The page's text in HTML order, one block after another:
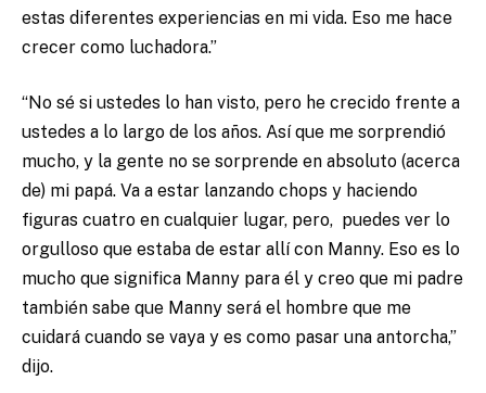
estas diferentes experiencias en mi vida. Eso me hace
crecer como luchadora.”
“No sé si ustedes lo han visto, pero he crecido frente a
ustedes a lo largo de los años. Así que me sorprendió
mucho, y la gente no se sorprende en absoluto (acerca
de) mi papá. Va a estar lanzando chops y haciendo
figuras cuatro en cualquier lugar, pero, puedes ver lo
orgulloso que estaba de estar allí con Manny. Eso es lo
mucho que significa Manny para él y creo que mi padre
también sabe que Manny será el hombre que me
cuidará cuando se vaya y es como pasar una antorcha,”
dijo.